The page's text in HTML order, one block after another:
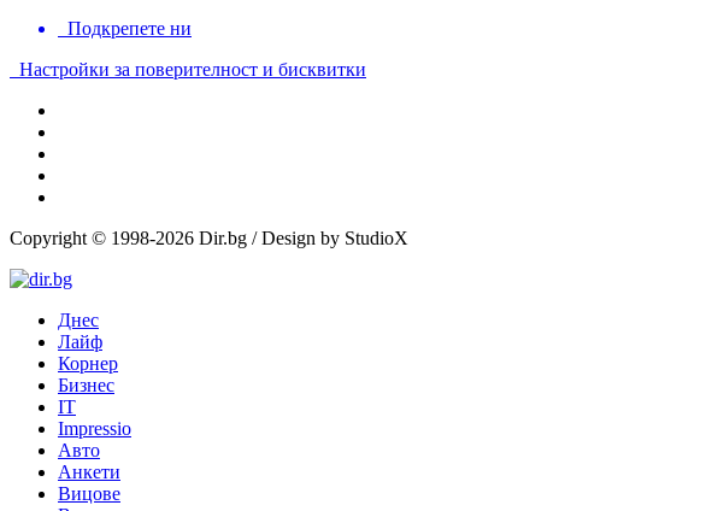
Подкрепете ни
Настройки за поверителност и бисквитки
Copyright © 1998-2026 Dir.bg / Design by StudioX
Днес
Лайф
Корнер
Бизнес
IT
Impressio
Авто
Анкети
Вицове